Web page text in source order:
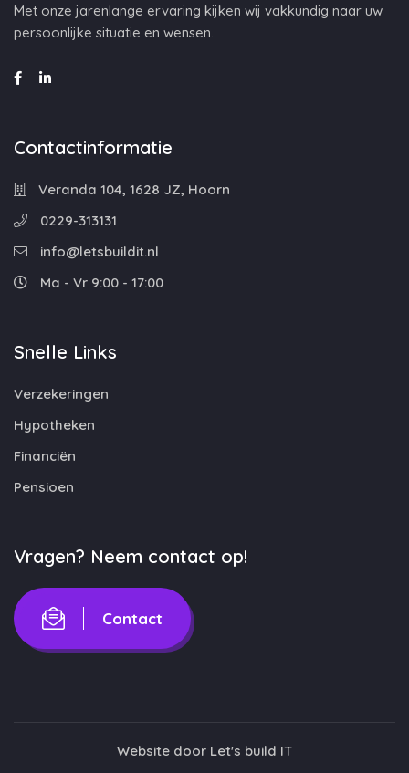
Met onze jarenlange ervaring kijken wij vakkundig naar uw
persoonlijke situatie en wensen.
Contactinformatie
Veranda 104, 1628 JZ, Hoorn
0229-313131
info@letsbuildit.nl
Ma - Vr 9:00 - 17:00
Snelle Links
Verzekeringen
Hypotheken
Financiën
Pensioen
Vragen? Neem contact op!
Contact
Website door Let's build IT